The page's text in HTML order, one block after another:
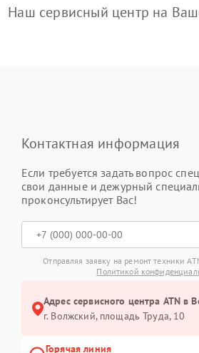
Наш сервисный центр на
Контактная информация
Если требуется задать вопрос
свои данные и дежурный
проконсультирует Вас!
Отправляя заявку на ремонт техники
Политикой
Адрес сервисного центра ATN в
г. Волжский, площадь Труда, 10
Горячая линия